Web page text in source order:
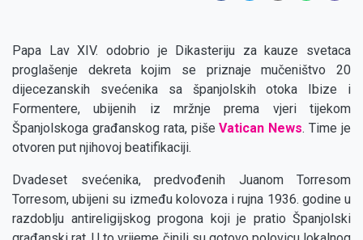
Papa Lav XIV. odobrio je Dikasteriju za kauze svetaca
proglašenje dekreta kojim se priznaje mučeništvo 20
dijecezanskih svećenika sa španjolskih otoka Ibize i
Formentere, ubijenih iz mržnje prema vjeri tijekom
Španjolskoga građanskog rata, pišeVatican News. Time je
otvoren put njihovoj beatifikaciji.
Dvadeset svećenika, predvođenih Juanom Torresom
Torresom, ubijeni su između kolovoza i rujna 1936. godine u
razdoblju antireligijskog progona koji je pratio Španjolski